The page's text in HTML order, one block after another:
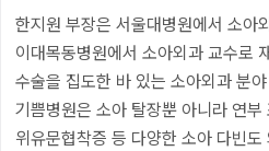
한지원 부장은 서울대병원에서 소아
이대목동병원에서 소아외과 교수로
수술을 집도한 바 있는 소아외과 분
기쁨병원은 소아 탈장뿐 아니라 연부
위유문협착증 등 다양한 소아 다빈도